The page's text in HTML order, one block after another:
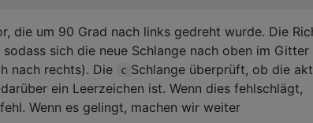
die um 90 Grad nach links gedreht wurde. Die
sodass sich die neue Schlange nach oben im Gitter
nach rechts). Die
c Schlange überprüft, ob die
ein Leerzeichen ist. Wenn dies fehlschlägt,
Wenn es gelingt, machen wir weiter